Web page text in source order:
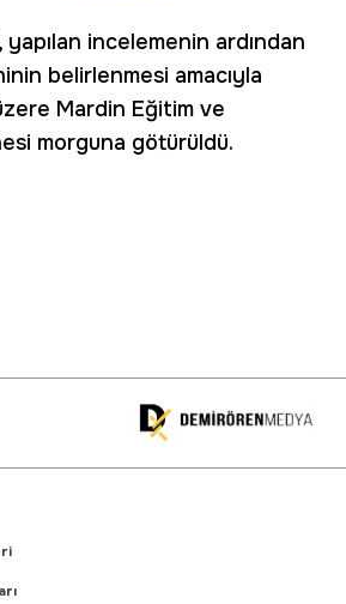
yapılan incelemenin ardından
belirlenmesi amacıyla
Mardin Eğitim ve
morguna götürüldü.